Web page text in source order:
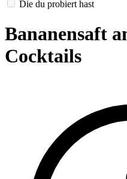
Die du probiert hast
Bananensaft
Cocktails